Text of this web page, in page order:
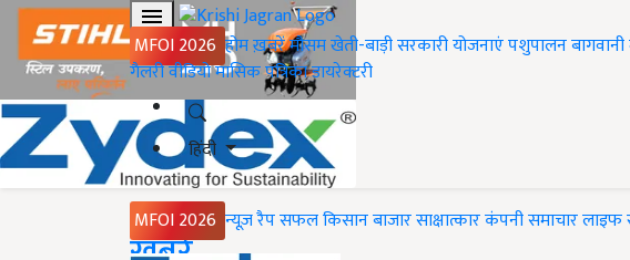
MFOI 2026 होमख़बरेंमौसमखेती-बाड़ीसरकारी योजनाएंपशुपालनबागवानी
गैलरीवीडियोमासिक पत्रिकाडायरेक्टरी
हिंदी
MFOI 2026 न्यूज़ रैपसफल किसानबाजारसाक्षात्कारकंपनी समाचारलाइफ
Home